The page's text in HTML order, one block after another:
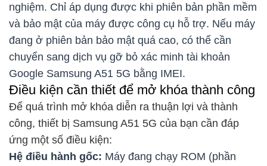
nghiệm. Chỉ áp dụng được khi phiên bản phần mềm
và bảo mật của máy được công cụ hỗ trợ. Nếu máy
đang ở phiên bản bảo mật quá cao, có thể cần
chuyển sang dịch vụ gỡ bỏ xác minh tài khoản
Google Samsung A51 5G bằng IMEI.
Điều kiện cần thiết để mở khóa thành công
Để quá trình mở khóa diễn ra thuận lợi và thành
công, thiết bị Samsung A51 5G của bạn cần đáp
ứng một số điều kiện:
Hệ điều hành gốc: Máy đang chạy ROM (phần